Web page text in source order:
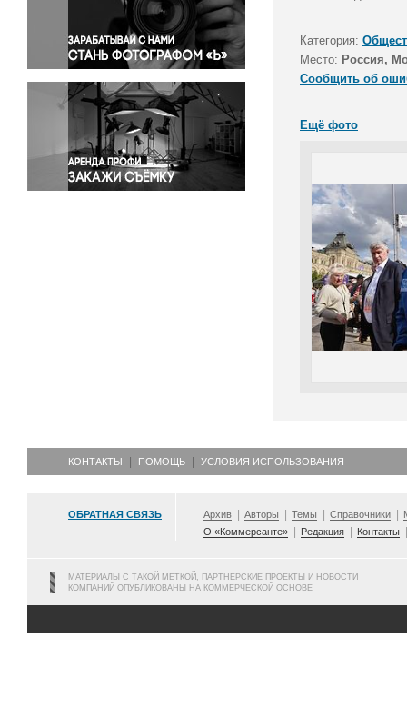
Правосудие
Происшествия и конфликты
Религия
Светская жизнь
Спорт
Экология
Экономика и бизнес
Категория:
Место: Россия,
Сообщить об
Ещё фото
КОНТАКТЫ ПОМОЩЬ УСЛОВИЯ ИСПОЛЬЗОВАНИЯ
ОБРАТНАЯ СВЯЗЬ Архив Авторы Темы Справочники
О «Коммерсанте»
Редакция Контакты
МАТЕРИАЛЫ С ТАКОЙ МЕТКОЙ, ПАРТНЕРСКИЕ ПРОЕКТЫ И НОВОСТИ
КОМПАНИЙ ОПУБЛИКОВАНЫ НА КОММЕРЧЕСКОЙ ОСНОВЕ